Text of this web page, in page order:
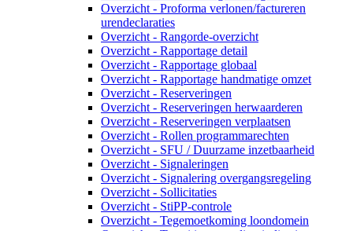
Overzicht - Proforma verlonen/factureren
urendeclaraties
Overzicht - Rangorde-overzicht
Overzicht - Rapportage detail
Overzicht - Rapportage globaal
Overzicht - Rapportage handmatige omzet
Overzicht - Reserveringen
Overzicht - Reserveringen herwaarderen
Overzicht - Reserveringen verplaatsen
Overzicht - Rollen programmarechten
Overzicht - SFU / Duurzame inzetbaarheid
Overzicht - Signaleringen
Overzicht - Signalering overgangsregeling
Overzicht - Sollicitaties
Overzicht - StiPP-controle
Overzicht - Tegemoetkoming loondomein